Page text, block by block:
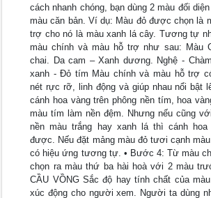
cách nhanh chóng, bạn dùng 2 màu đối
màu căn bản. Ví dụ: Màu đỏ được chọn là
trợ cho nó là màu xanh lá cây. Tương tự
màu chính và màu hỗ trợ như sau: Màu
chai. Da cam – Xanh dương. Nghệ -
xanh - Đỏ tím Màu chính và màu hỗ trợ
nét rực rỡ, linh động và giúp nhau nổi bật
cánh hoa vàng trên phông nền tím, hoa
màu tím làm nền đệm. Nhưng nếu cũng
nền màu trắng hay xanh lá thì cánh
được. Nếu đặt mảng màu đỏ tươi cạnh
có hiệu ứng tương tự. • Bước 4: Từ màu
chọn ra màu thứ ba hài hoà với 2 màu
CẦU VỒNG Sắc độ hay tính chất của
xúc động cho người xem. Người ta dùng